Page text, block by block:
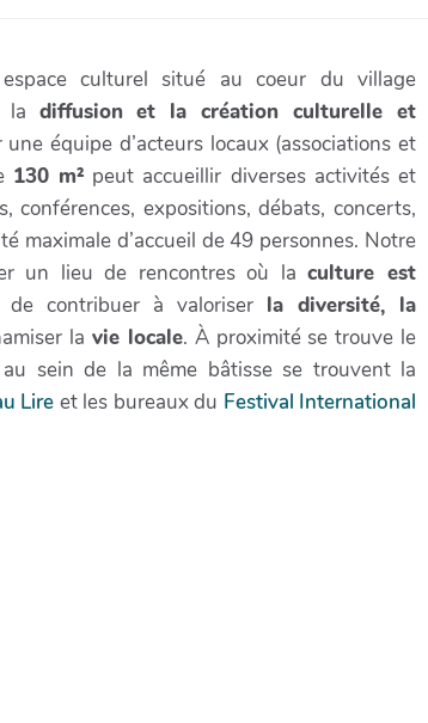
culturel situé au coeur du village
la diffusion et la création culturelle et
une équipe d’acteurs locaux (associations et
130 m² peut accueillir diverses activités et
conférences, expositions, débats, concerts,
maximale d’accueil de 49 personnes. Notre
un lieu de rencontres où laculture est
de contribuer à valoriser la diversité, la
lavie locale. À proximité se trouve le
sein de la même bâtisse se trouvent la
Lire et les bureaux du Festival International